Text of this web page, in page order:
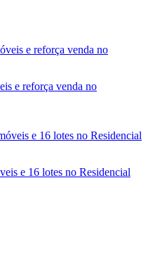
e reforça venda no
e 16 lotes no Residencial